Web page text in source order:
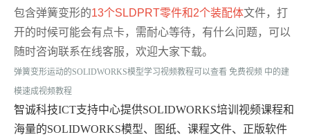
包含弹簧变形的13个SLDPRT零件和2个装配体文件，打
开的时候可能会有点卡，需耐心等待，有什么问题，可以
随时咨询联系在线客服，欢迎大家下载。
弹簧变形运动的SOLIDWORKS模型学习视频教程可以查看 免费视频 中的建
模速成视频教程
智诚科技ICT支持中心提供SOLIDWORKS培训视频课程和
海量的SOLIDWORKS模型、图纸、课程文件、正版软件